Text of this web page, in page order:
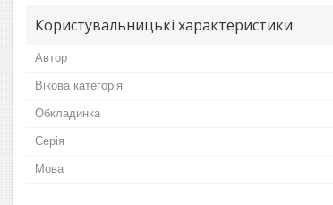
Користувальницькі характеристики
Автор
Вікова категорія
Обкладинка
Серія
Мова